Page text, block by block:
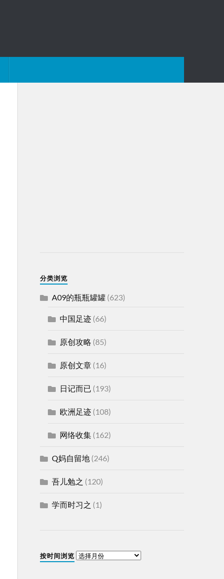
分类浏览
A09的瓶瓶罐罐(623)
中国足迹(66)
原创攻略 (85)
原创文章(16)
日记而已 (193)
欧洲足迹(108)
网络收集(162)
Q妈自留地(246)
吾儿勉之 (120)
学而时习之 (1)
按时间浏览